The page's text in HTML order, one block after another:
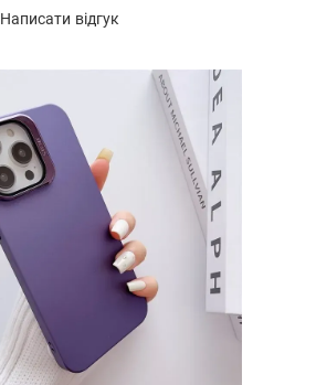
Написати відгук